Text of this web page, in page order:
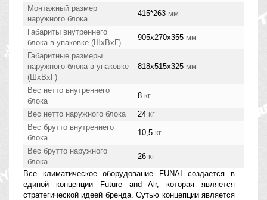
Монтажный размер
наружного блока
415*263 мм
Габариты внутреннего
блока в упаковке (ШхВхГ)
905x270x355 мм
Габаритные размеры
наружного блока в упаковке
(ШхВхГ)
818x515x325 мм
Вес нетто внутреннего
блока
8 кг
Вес нетто наружного блока 24 кг
Вес брутто внутреннего
блока
10,5 кг
Вес брутто наружного
блока
26 кг
Все климатическое оборудование FUNAI создается в
единой концепции Future and Air, которая является
стратегической идеей бренда. Сутью концепции является